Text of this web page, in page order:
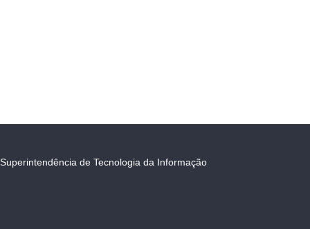
Superintendência de Tecnologia da Informação